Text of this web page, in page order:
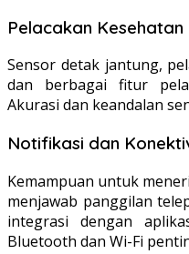
Pelacakan
Sensor detak jantung,
dan berbagai fitur
Akurasi dan keandalan
Notifikasi dan
Kemampuan untuk
menjawab panggilan
integrasi dengan
Bluetooth dan Wi-Fi